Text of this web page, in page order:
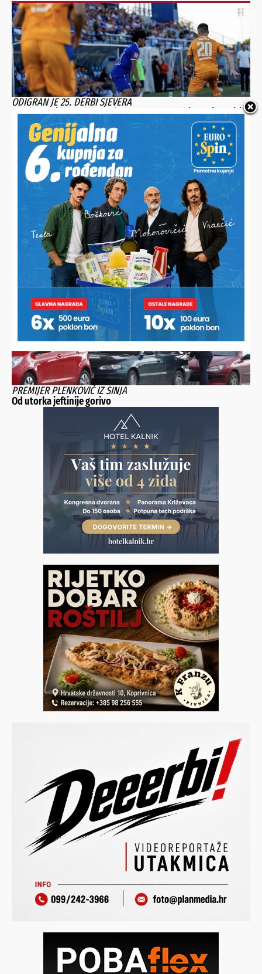
ODIGRAN JE 25. DERBI SJEVERA
Slaven nadigran na domaćem terenu, Varaždin zabio četiri
gola i uzeo puni plijen
UKUSNO I JEFTINO
Profesionalni kuhar pokazao kako za manje od pet eura
skuhati vrhunski ručak i pomogao mnogima
PREMIJER PLENKOVIĆ IZ SINJA
Od utorka jeftinije gorivo